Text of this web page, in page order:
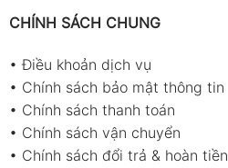
CHÍNH SÁCH CHUNG
•Điều khoản dịch vụ
• Chính sách bảo mật thông tin
• Chính sách thanh toán
• Chính sách vận chuyển
• Chính sách đổi trả & hoàn tiền